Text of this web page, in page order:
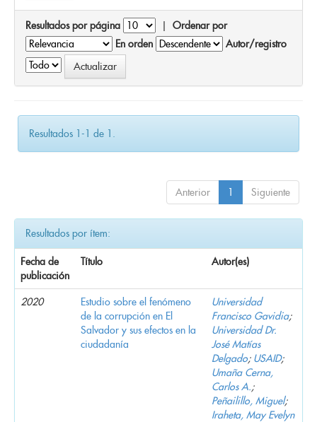
Resultados por página | Ordenar por
En orden
Autor/registro
Resultados 1-1 de 1.
Anterior 1 Siguiente
Resultados por ítem:
Fecha de
publicación
Título Autor(es)
2020
Estudio sobre el fenómeno
de la corrupción en El
Salvador y sus efectos en la
ciudadanía
Universidad
Francisco Gavidia;
Universidad Dr.
José Matías
Delgado; USAID;
Umaña Cerna,
Carlos A.;
Peñailillo, Miguel;
Iraheta, May Evelyn